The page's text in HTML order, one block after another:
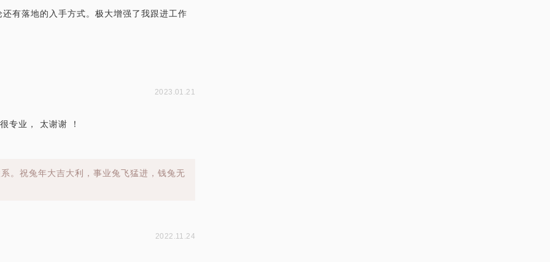
有落地的入手方式。极大增强了我跟进工作
2023.01.21
专业， 太谢谢 ！
。祝兔年大吉大利，事业兔飞猛进，钱兔无
2022.11.24